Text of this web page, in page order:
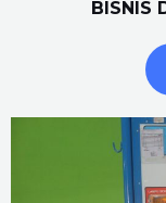
BISNIS